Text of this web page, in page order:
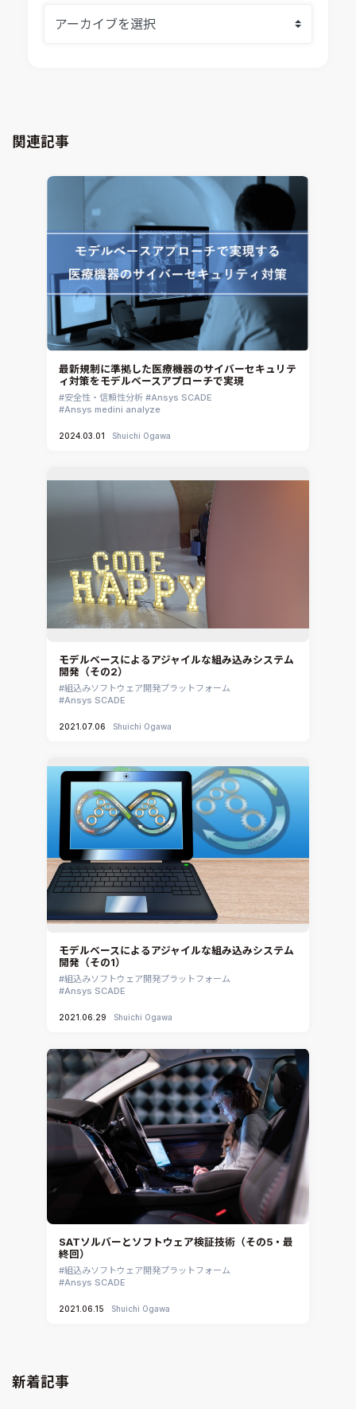
CAD連携・CAE業務支援
MBDプロセス構築コンサルティング
CAEエンジニアリングコンサルティング
音響設計
CAE分野におけるAIコンサルティング
システム構築と開発
Ansys SCADE
Virtual Environment
CONVERGE
SIMULIA Abaqus Unified FEA
Simcenter Flotherm
Simcenter Flotherm XT
Ansys Electronics
DEMITASNX
Simcenter 3D Acoustics
Rocky
CATIA V5 Analysis
3DEXPERIENCE SIMULIA
Ansys Granta Selector
関連記事
最新規制に準拠した医療機器のサイバーセキュリテ
ィ対策をモデルベースアプローチで実現
安全性・信頼性分析
Ansys SCADE
Ansys medini analyze
2024.03.01 Shuichi Ogawa
モデルベースによるアジャイルな組み込みシステム
開発（その2）
組込みソフトウェア開発プラットフォーム
Ansys SCADE
2021.07.06 Shuichi Ogawa
モデルベースによるアジャイルな組み込みシステム
開発（その1）
組込みソフトウェア開発プラットフォーム
Ansys SCADE
2021.06.29 Shuichi Ogawa
SATソルバーとソフトウェア検証技術（その5・最
終回）
組込みソフトウェア開発プラットフォーム
Ansys SCADE
2021.06.15 Shuichi Ogawa
新着記事